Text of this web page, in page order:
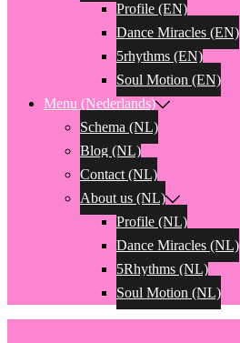
Profile (EN)
Dance Miracles (EN)
5rhythms (EN)
Soul Motion (EN)
Menu (Nederlands)
Schema (NL)
Blog (NL)
Contact (NL)
About us (NL)
Profile (NL)
Dance Miracles (NL)
5Rhythms (NL)
Soul Motion (NL)